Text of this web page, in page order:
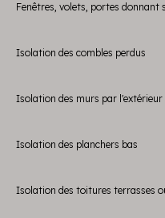
Fenêtres, volets, portes donnant
Isolation des combles perdus
Isolation des murs par l'extérieur
Isolation des planchers bas
Isolation des toitures terrasses